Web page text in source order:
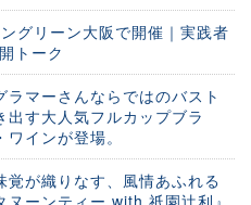
グリーン大阪で開催｜実践者
トーク
マーさんならではのバスト
す大人気フルカップブラ
インが登場。
が織りなす、風情あふれる
ーンティー with 祇園辻利』